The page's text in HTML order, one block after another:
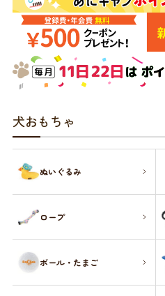
ドッグフード
美容・ケア用品
日用品（デイリー）
トリマーグッズ
アフターサービス
商品リクエスト
お問い合わせ
犬おもちゃ
ぬいぐるみ
ロープ
ボール・たまご